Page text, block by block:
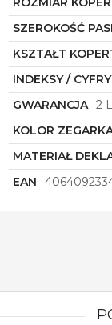
wyjątkowość
sobie wysoką
luksusowe
atrakcyjna
najbardziej
SZEROKOŚĆ
KSZTAŁT
INDEKSY / CYFRY
GWARANCJA 2
KOLOR
MATERIAŁ
EAN